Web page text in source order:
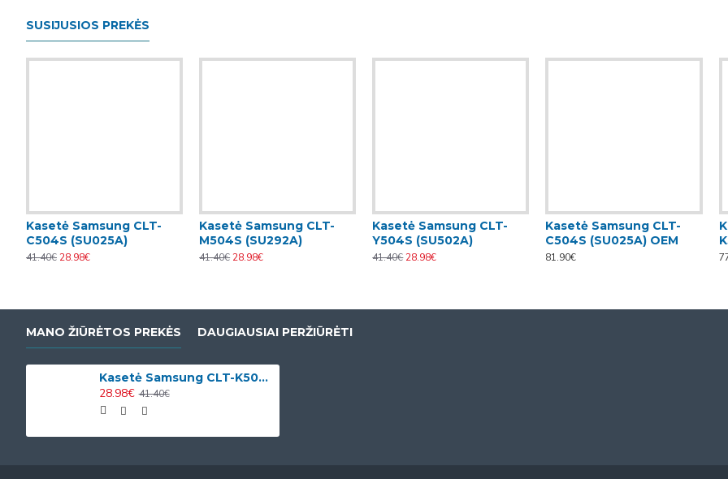
SUSIJUSIOS PREKĖS
Kasetė Samsung CLT-
C504S (SU025A)
41.40€ 28.98€
Kasetė Samsung CLT-
M504S (SU292A)
41.40€ 28.98€
Kasetė Samsung CLT-
Y504S (SU502A)
41.40€ 28.98€
Kasetė Samsung CLT-
C504S (SU025A) OEM
81.90€
MANO ŽIŪRĖTOS PREKĖS DAUGIAUSIAI PERŽIŪRĖTI
Kasetė Samsung CLT-K504S (SU158A)
28.98€ 41.40€